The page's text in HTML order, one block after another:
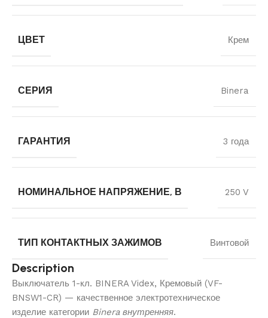
ЦВЕТ Крем
СЕРИЯ Binera
ГАРАНТИЯ 3 года
НОМИНАЛЬНОЕ НАПРЯЖЕНИЕ, В 250 V
ТИП КОНТАКТНЫХ ЗАЖИМОВ Винтовой
Description
Выключатель 1-кл. BINERA Videx, Кремовый (VF-
BNSW1-CR) — качественное электротехническое
изделие категории Binera внутренняя.